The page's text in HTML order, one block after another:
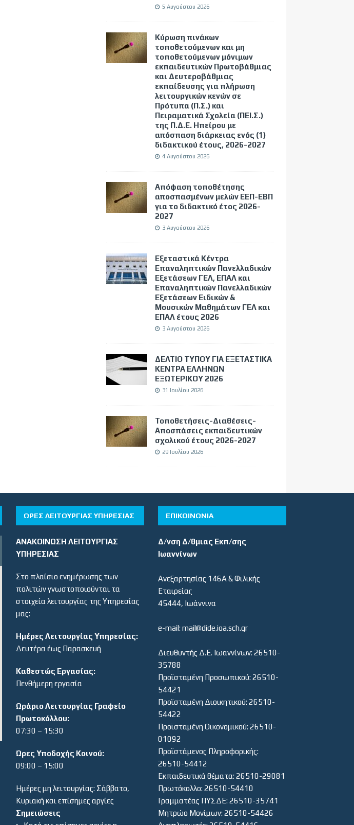
5 Αυγούστου 2026
Κύρωση πινάκων
τοποθετούμενων και μη
τοποθετούμενων μόνιμων
εκπαιδευτικών Πρωτοβάθμιας
και Δευτεροβάθμιας
εκπαίδευσης για πλήρωση
λειτουργικών κενών σε
Πρότυπα (Π.Σ.) και
Πειραματικά Σχολεία (ΠΕΙ.Σ.)
της Π.Δ.Ε. Ηπείρου με
απόσπαση διάρκειας ενός (1)
διδακτικού έτους, 2026-2027
4 Αυγούστου 2026
Απόφαση τοποθέτησης
αποσπασμένων μελών ΕΕΠ-ΕΒΠ
για το διδακτικό έτος 2026-
2027
3 Αυγούστου 2026
Εξεταστικά Κέντρα
Επαναληπτικών Πανελλαδικών
Εξετάσεων ΓΕΛ, ΕΠΑΛ και
Επαναληπτικών Πανελλαδικών
Εξετάσεων Ειδικών &
Μουσικών Μαθημάτων ΓΕΛ και
ΕΠΑΛ έτους 2026
3 Αυγούστου 2026
ΔΕΛΤΙΟ ΤΥΠΟΥ ΓΙΑ ΕΞΕΤΑΣΤΙΚΑ
ΚΕΝΤΡΑ ΕΛΛΗΝΩΝ
ΕΞΩΤΕΡΙΚΟΥ 2026
31 Ιουλίου 2026
Τοποθετήσεις-Διαθέσεις-
Αποσπάσεις εκπαιδευτικών
σχολικού έτους 2026-2027
29 Ιουλίου 2026
ΏΡΕΣ ΛΕΙΤΟΥΡΓΊΑΣ ΥΠΗΡΕΣΊΑΣ
ΑΝΑΚΟΙΝΩΣΗ ΛΕΙΤΟΥΡΓΙΑΣ
ΥΠΗΡΕΣΙΑΣ
Στο πλαίσιο ενημέρωσης των
πολιτών γνωστοποιούνται τα
στοιχεία λειτουργίας της Υπηρεσίας
μας:
Ημέρες Λειτουργίας Υπηρεσίας:
Δευτέρα έως Παρασκευή
Καθεστώς Εργασίας:
Πενθήμερη εργασία
Ωράριο Λειτουργίας Γραφείο
Πρωτοκόλλου:
07:30 – 15:30
Ώρες Υποδοχής Κοινού:
09:00 – 15:00
Ημέρες μη λειτουργίας: Σάββατο,
Κυριακή και επίσημες αργίες
Σημειώσεις
ΕΠΙΚΟΙΝΩΝΙΑ
Δ/νση Δ/θμιας Εκπ/σης
Ιωαννίνων
Ανεξαρτησίας 146Α & Φιλικής
Εταιρείας
45444, Ιωάννινα
e-mail: mail@dide.ioa.sch.gr
Διευθυντής Δ.Ε. Ιωαννίνων: 26510-
35788
Προϊσταμένη Προσωπικού: 26510-
54421
Προϊσταμένη Διοικητικού: 26510-
54422
Προϊσταμένη Οικονομικού: 26510-
01092
Προϊστάμενος Πληροφορικής:
26510-54412
Εκπαιδευτικά θέματα: 26510-29081
Πρωτόκολλο: 26510-54410
Γραμματέας ΠΥΣΔΕ: 26510-35741
Μητρώο Μονίμων: 26510-54426